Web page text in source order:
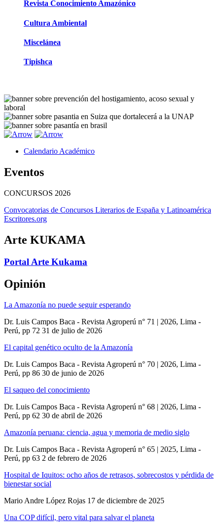
Revista Conocimiento Amazónico
Cultura Ambiental
Miscelánea
Tipishca
Calendario Académico
Eventos
CONCURSOS 2026
Convocatorias de Concursos Literarios de España y Latinoamérica
Escritores.org
Arte KUKAMA
Portal Arte Kukama
Opinión
La Amazonía no puede seguir esperando
Dr. Luis Campos Baca - Revista Agroperú n° 71 | 2026, Lima -
Perú, pp 72 31 de julio de 2026
El capital genético oculto de la Amazonía
Dr. Luis Campos Baca - Revista Agroperú n° 70 | 2026, Lima -
Perú, pp 86 30 de junio de 2026
El saqueo del conocimiento
Dr. Luis Campos Baca - Revista Agroperú n° 68 | 2026, Lima -
Perú, pp 62 30 de abril de 2026
Amazonía peruana: ciencia, agua y memoria de medio siglo
Dr. Luis Campos Baca - Revista Agroperú n° 65 | 2025, Lima -
Perú, pp 63 2 de febrero de 2026
Hospital de Iquitos: ocho años de retrasos, sobrecostos y pérdida de
bienestar social
Mario Andre López Rojas 17 de diciembre de 2025
Una COP difícil, pero vital para salvar el planeta